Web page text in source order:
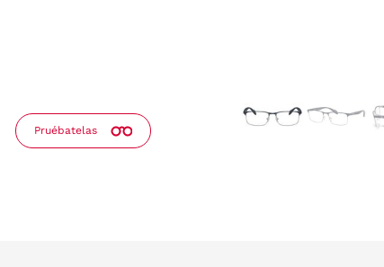
Pruébatelas